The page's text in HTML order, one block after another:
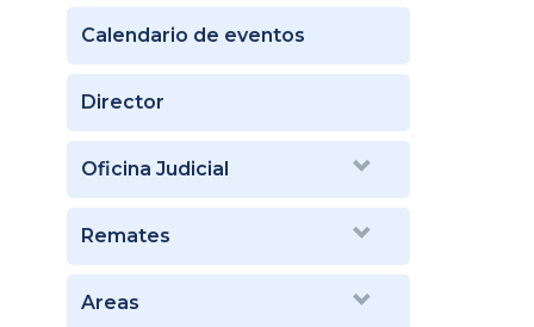
Calendario de eventos
Director
Oficina Judicial
Remates
Areas